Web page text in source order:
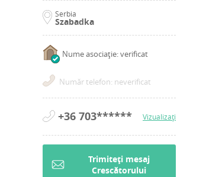
Serbia
Szabadka
Nume asociație: verificat
Număr telefon: neverificat
+36 703****** Vizualizați
Trimiteți mesaj
Crescătorului